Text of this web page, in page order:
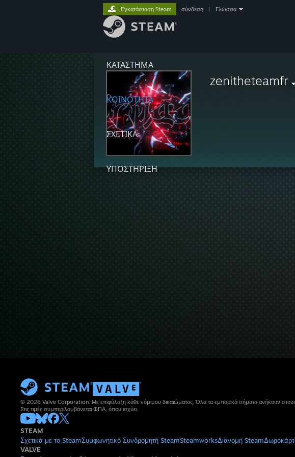
ΚΑΤΑΣΤΗΜΑ
ΚΟΙΝΟΤΗΤΑ
ΣΧΕΤΙΚΆ
ΥΠΟΣΤΗΡΙΞΗ
Εγκατάσταση Steam σύνδεση Γλώσσα
zenitheteamfr
© 2026 Valve Corporation. Με επιφύλαξη κάθε νόμιμου δικαιώματος. Όλα τα εμπορικά σήματα ανήκουν στους
Στις τιμές συμπεριλαμβάνεται ΦΠΑ, όπου ισχύει.
STEAM
Σχετικά με το SteamΣυμφωνητικό Συνδρομητή SteamSteamworksΔιανομή Steam
VALVE